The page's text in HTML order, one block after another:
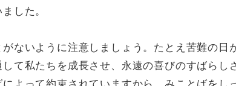
した。
ないように注意しましょう。たとえ苦難の日
て私たちを成長させ、永遠の喜びのすばらし
よって約束されていますから、みことばをし